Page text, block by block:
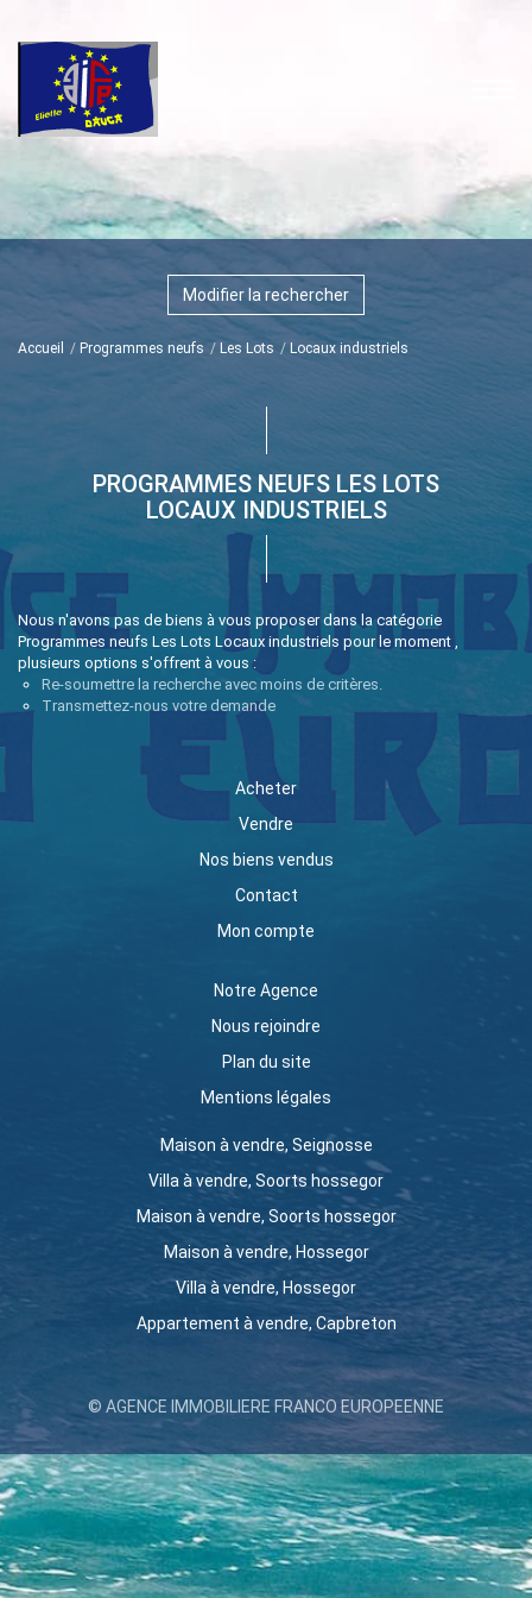
Modifier la rechercher
Accueil Programmes neufs Les Lots Locaux industriels
PROGRAMMES NEUFS LES LOTS
LOCAUX INDUSTRIELS
Nous n'avons pas de biens à vous proposer dans la catégorie
Programmes neufs Les Lots Locaux industriels pour le moment ,
plusieurs options s'offrent à vous :
Re-soumettre la recherche avec moins de critères.
Transmettez-nous votre demande
Acheter
Vendre
Nos biens vendus
Contact
Mon compte
Notre Agence
Nous rejoindre
Plan du site
Mentions légales
Maison à vendre, Seignosse
Villa à vendre, Soorts hossegor
Maison à vendre, Soorts hossegor
Maison à vendre, Hossegor
Villa à vendre, Hossegor
Appartement à vendre, Capbreton
© AGENCE IMMOBILIERE FRANCO EUROPEENNE